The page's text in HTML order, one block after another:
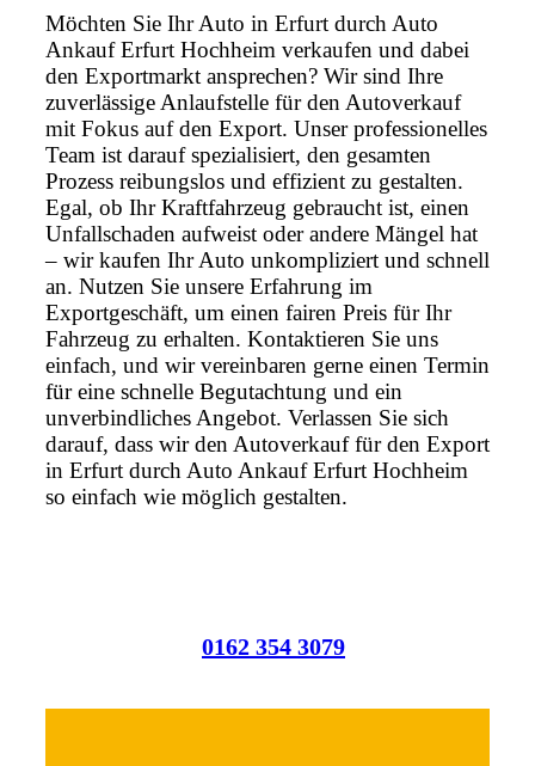
Möchten Sie Ihr Auto in Erfurt durch Auto
Ankauf Erfurt Hochheim verkaufen und dabei
den Exportmarkt ansprechen? Wir sind Ihre
zuverlässige Anlaufstelle für den Autoverkauf
mit Fokus auf den Export. Unser professionelles
Team ist darauf spezialisiert, den gesamten
Prozess reibungslos und effizient zu gestalten.
Egal, ob Ihr Kraftfahrzeug gebraucht ist, einen
Unfallschaden aufweist oder andere Mängel hat
– wir kaufen Ihr Auto unkompliziert und schnell
an. Nutzen Sie unsere Erfahrung im
Exportgeschäft, um einen fairen Preis für Ihr
Fahrzeug zu erhalten. Kontaktieren Sie uns
einfach, und wir vereinbaren gerne einen Termin
für eine schnelle Begutachtung und ein
unverbindliches Angebot. Verlassen Sie sich
darauf, dass wir den Autoverkauf für den Export
in Erfurt durch Auto Ankauf Erfurt Hochheim
so einfach wie möglich gestalten.
0162 354 3079